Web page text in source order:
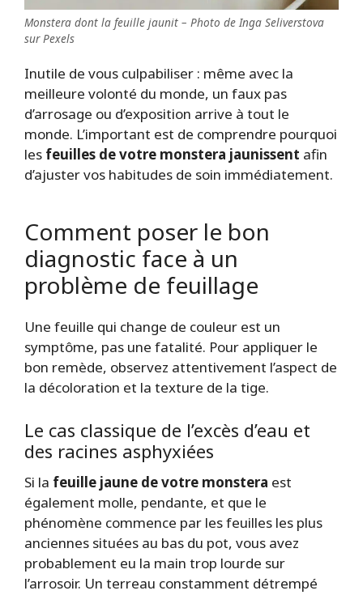
Monstera dont la feuille jaunit – Photo de Inga Seliverstova
sur Pexels
Inutile de vous culpabiliser : même avec la
meilleure volonté du monde, un faux pas
d’arrosage ou d’exposition arrive à tout le
monde. L’important est de comprendre pourquoi
les feuilles de votre monstera jaunissent afin
d’ajuster vos habitudes de soin immédiatement.
Comment poser le bon
diagnostic face à un
problème de feuillage
Une feuille qui change de couleur est un
symptôme, pas une fatalité. Pour appliquer le
bon remède, observez attentivement l’aspect de
la décoloration et la texture de la tige.
Le cas classique de l’excès d’eau et
des racines asphyxiées
Si la feuille jaune de votre monstera est
également molle, pendante, et que le
phénomène commence par les feuilles les plus
anciennes situées au bas du pot, vous avez
probablement eu la main trop lourde sur
l’arrosoir. Un terreau constamment détrempé